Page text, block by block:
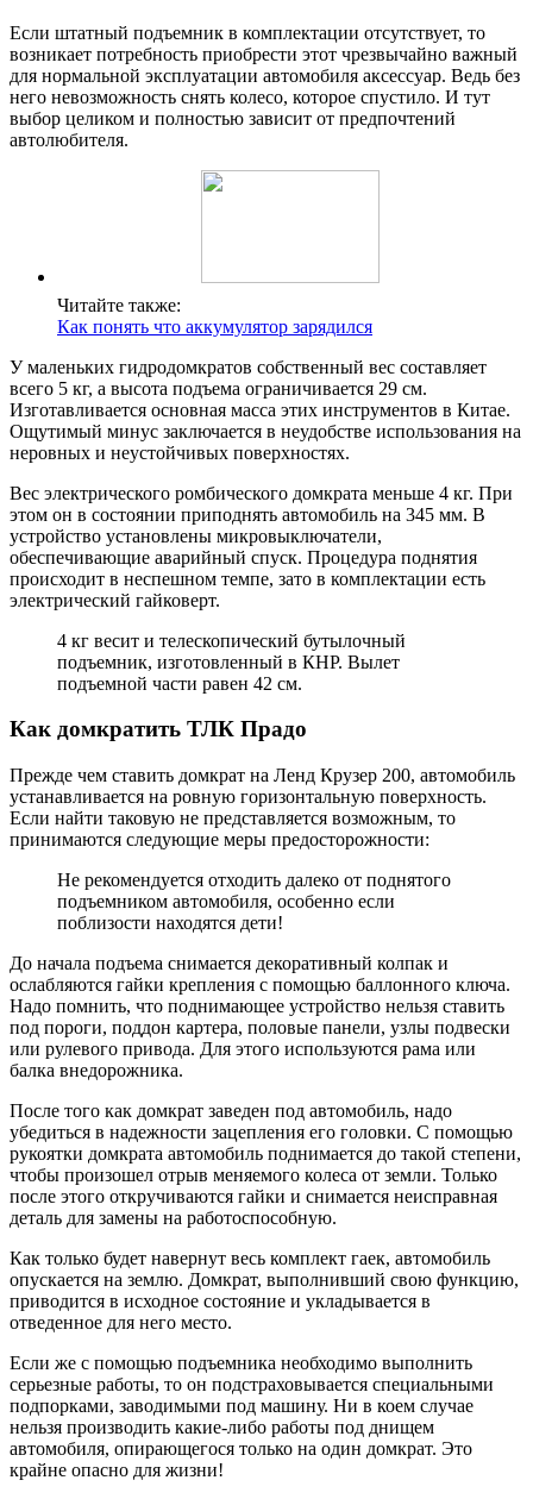
Если штатный подъемник в комплектации отсутствует, то
возникает потребность приобрести этот чрезвычайно важный
для нормальной эксплуатации автомобиля аксессуар. Ведь без
него невозможность снять колесо, которое спустило. И тут
выбор целиком и полностью зависит от предпочтений
автолюбителя.
Читайте также:
Как понять что аккумулятор зарядился
У маленьких гидродомкратов собственный вес составляет
всего 5 кг, а высота подъема ограничивается 29 см.
Изготавливается основная масса этих инструментов в Китае.
Ощутимый минус заключается в неудобстве использования на
неровных и неустойчивых поверхностях.
Вес электрического ромбического домкрата меньше 4 кг. При
этом он в состоянии приподнять автомобиль на 345 мм. В
устройство установлены микровыключатели,
обеспечивающие аварийный спуск. Процедура поднятия
происходит в неспешном темпе, зато в комплектации есть
электрический гайковерт.
4 кг весит и телескопический бутылочный
подъемник, изготовленный в КНР. Вылет
подъемной части равен 42 см.
Как домкратить ТЛК Прадо
Прежде чем ставить домкрат на Ленд Крузер 200, автомобиль
устанавливается на ровную горизонтальную поверхность.
Если найти таковую не представляется возможным, то
принимаются следующие меры предосторожности:
Не рекомендуется отходить далеко от поднятого
подъемником автомобиля, особенно если
поблизости находятся дети!
До начала подъема снимается декоративный колпак и
ослабляются гайки крепления с помощью баллонного ключа.
Надо помнить, что поднимающее устройство нельзя ставить
под пороги, поддон картера, половые панели, узлы подвески
или рулевого привода. Для этого используются рама или
балка внедорожника.
После того как домкрат заведен под автомобиль, надо
убедиться в надежности зацепления его головки. С помощью
рукоятки домкрата автомобиль поднимается до такой степени,
чтобы произошел отрыв меняемого колеса от земли. Только
после этого откручиваются гайки и снимается неисправная
деталь для замены на работоспособную.
Как только будет навернут весь комплект гаек, автомобиль
опускается на землю. Домкрат, выполнивший свою функцию,
приводится в исходное состояние и укладывается в
отведенное для него место.
Если же с помощью подъемника необходимо выполнить
серьезные работы, то он подстраховывается специальными
подпорками, заводимыми под машину. Ни в коем случае
нельзя производить какие-либо работы под днищем
автомобиля, опирающегося только на один домкрат. Это
крайне опасно для жизни!